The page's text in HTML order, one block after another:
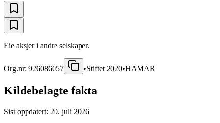
Eie aksjer i andre selskaper.
Org.nr: 926086057 •Stiftet 2020•HAMAR
Kildebelagte fakta
Sist oppdatert: 20. juli 2026